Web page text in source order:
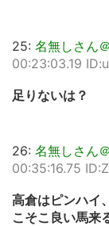
25: 名無しさん
00:23:03.19
足りないは？
26: 名無しさん
00:35:16.75
高倉はピンハイ
こそこ良い馬来